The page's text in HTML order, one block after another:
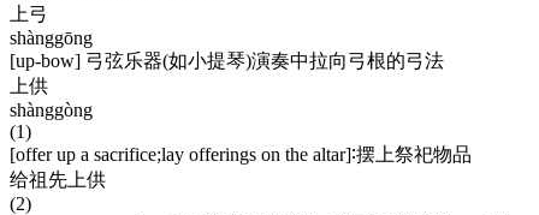
上弓
shànggōng
[up-bow] 弓弦乐器(如小提琴)演奏中拉向弓根的弓法
上供
shànggòng
(1)
[offer up a sacrifice;lay offerings on the altar]∶摆上祭祀物品
给祖先上供
(2)